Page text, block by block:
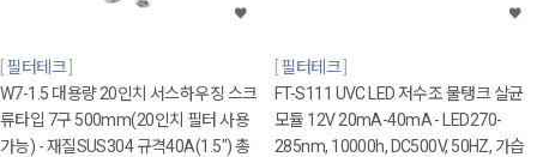
필터테크
W7-1.5 대용량 20인치 서스하우징 스크
류타입 7구 500mm(20인치 필터 사용
가능) - 재질SUS304 규격40A(1.5") 총
필터테크
FT-S111 UVC LED 저수조 물탱크 살균
모듈 12V 20mA-40mA - LED270-
285nm, 10000h, DC500V, 50HZ, 가습